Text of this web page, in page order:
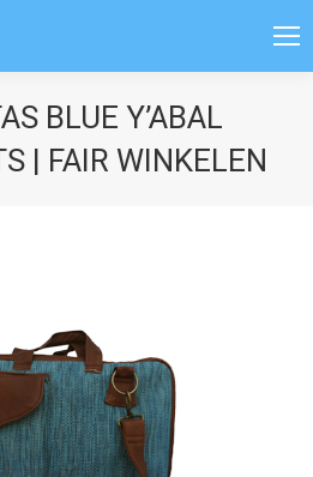
BLUE Y’ABAL
| FAIR WINKELEN